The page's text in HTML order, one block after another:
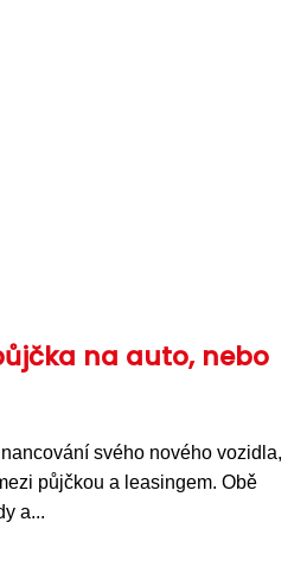
na auto, nebo
svého nového vozidla,
půjčkou a leasingem. Obě
a...